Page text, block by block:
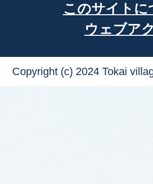
このサイトに
ウェブア
Copyright (c) 2024 Tokai